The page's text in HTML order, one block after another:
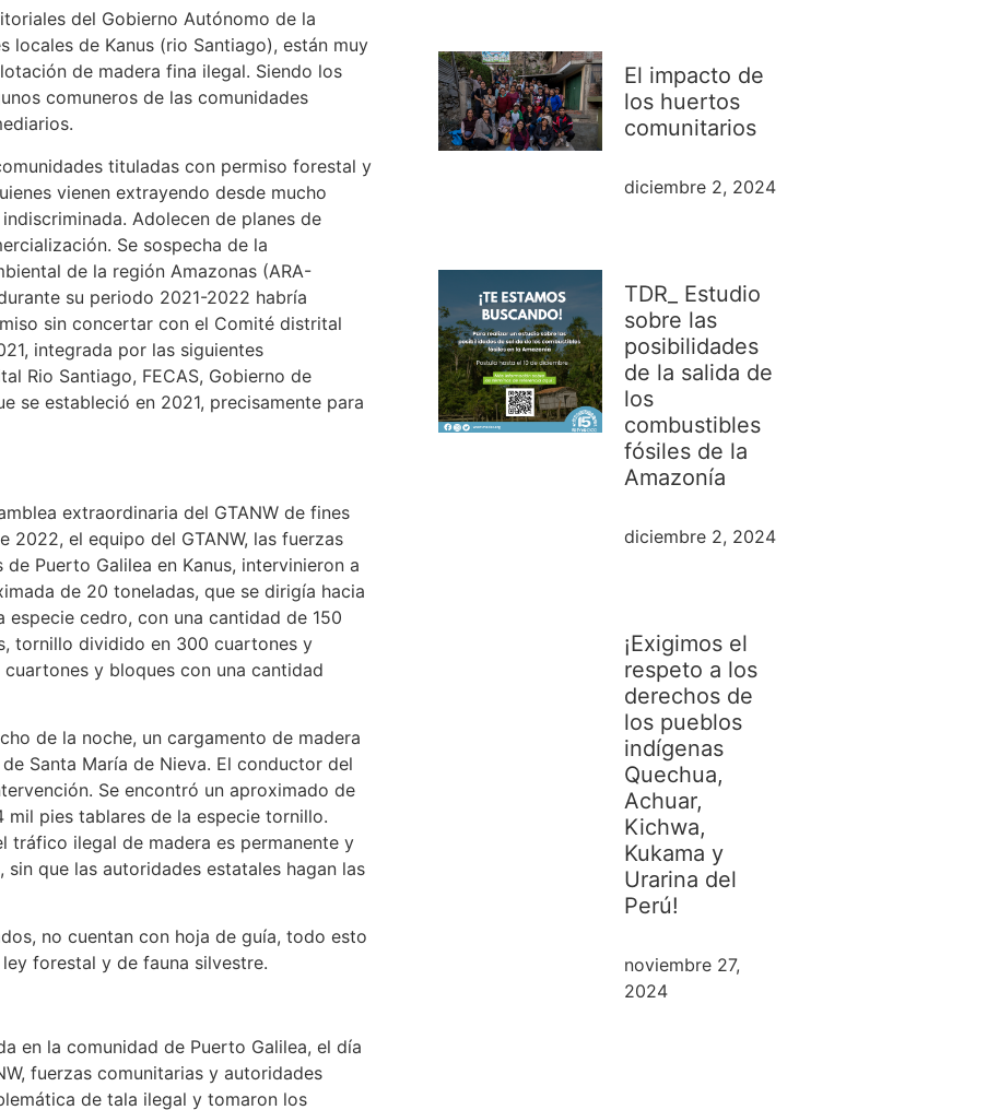
del Gobierno Autónomo de la
locales de Kanus (rio Santiago), están muy
de madera fina ilegal. Siendo los
comuneros de las comunidades
tituladas con permiso forestal y
vienen extrayendo desde mucho
Adolecen de planes de
Se sospecha de la
de la región Amazonas (ARA-
su periodo 2021-2022 habría
sin concertar con el Comité distrital
integrada por las siguientes
Rio Santiago, FECAS, Gobierno de
se estableció en 2021, precisamente para
extraordinaria del GTANW de fines
el equipo del GTANW, las fuerzas
Puerto Galilea en Kanus, intervinieron a
de 20 toneladas, que se dirigía hacia
cedro, con una cantidad de 150
tornillo dividido en 300 cuartones y
y bloques con una cantidad
de la noche, un cargamento de madera
Santa María de Nieva. El conductor del
Se encontró un aproximado de
mil pies tablares de la especie tornillo.
tráfico ilegal de madera es permanente y
que las autoridades estatales hagan las
no cuentan con hoja de guía, todo esto
forestal y de fauna silvestre.
en la comunidad de Puerto Galilea, el día
fuerzas comunitarias y autoridades
de tala ilegal y tomaron los
El impacto de
los huertos
comunitarios
diciembre 2, 2024
TDR_ Estudio
sobre las
posibilidades
de la salida de
los
combustibles
fósiles de la
Amazonía
diciembre 2, 2024
¡Exigimos el
respeto a los
derechos de
los pueblos
indígenas
Quechua,
Achuar,
Kichwa,
Kukama y
Urarina del
Perú!
noviembre 27,
2024